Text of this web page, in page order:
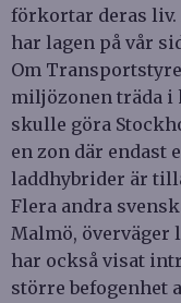
förkortar deras liv.
har lagen på vår
Om
miljözonen träda i
skulle göra
en zon där endast
laddhybrider är
Flera andra
Malmö, överväger
har också visat
större befogenhet